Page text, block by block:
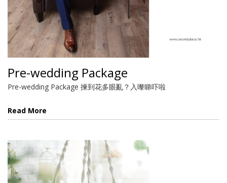
Pre-wedding Package
Pre-wedding Package 揀到花多眼亂？入嚟睇吓啦
Read More